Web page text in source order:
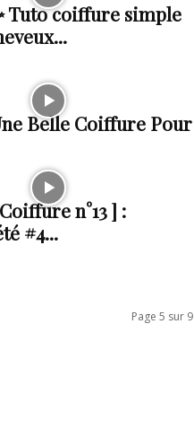
Tuto coiffure simple
Belle Coiffure Pour
n°13 ] :
#4...
Page 5 sur 9